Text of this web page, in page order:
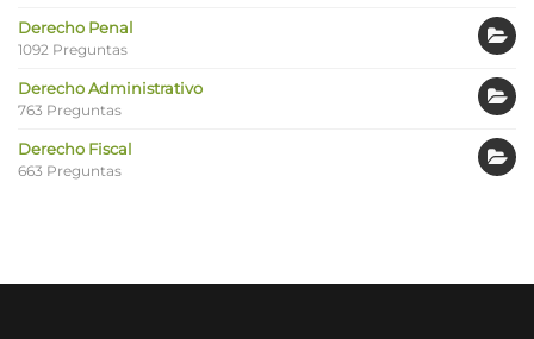
Derecho Penal
1092 Preguntas
Derecho Administrativo
763 Preguntas
Derecho Fiscal
663 Preguntas